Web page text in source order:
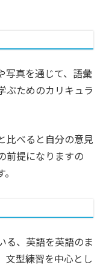
写真を通じて、語彙
ぶためのカリキュラ
比べると自分の意見
前提になりますの
る、英語を英語のま
文型練習を中心とし